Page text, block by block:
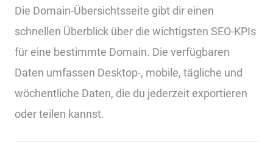
Die Domain-Übersichtsseite gibt dir einen
schnellen Überblick über die wichtigsten SEO-KPIs
für eine bestimmte Domain. Die verfügbaren
Daten umfassen Desktop-, mobile, tägliche und
wöchentliche Daten, die du jederzeit exportieren
oder teilen kannst.